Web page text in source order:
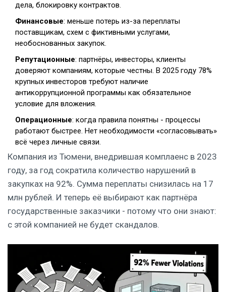
дела, блокировку контрактов.
Финансовые: меньше потерь из-за переплаты
поставщикам, схем с фиктивными услугами,
необоснованных закупок.
Репутационные: партнёры, инвесторы, клиенты
доверяют компаниям, которые честны. В 2025 году 78%
крупных инвесторов требуют наличие
антикоррупционной программы как обязательное
условие для вложения.
Операционные: когда правила понятны - процессы
работают быстрее. Нет необходимости «согласовывать»
всё через личные связи.
Компания из Тюмени, внедрившая комплаенс в 2023
году, за год сократила количество нарушений в
закупках на 92%. Сумма переплаты снизилась на 17
млн рублей. И теперь её выбирают как партнёра
государственные заказчики - потому что они знают:
с этой компанией не будет скандалов.